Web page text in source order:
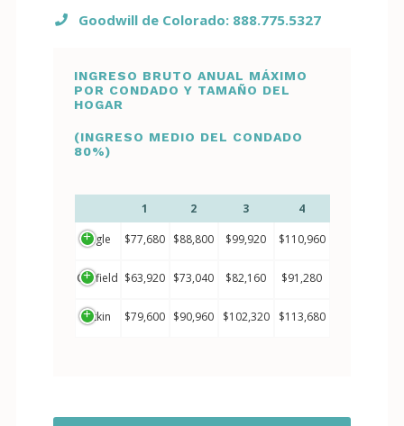
Goodwill de Colorado: 888.775.5327
INGRESO BRUTO ANUAL MÁXIMO
POR CONDADO Y TAMAÑO DEL
HOGAR
(INGRESO MEDIO DEL CONDADO
80%)
1 2 3 4
Eagle $77,680 $88,800 $99,920 $110,960
Garfield $63,920 $73,040 $82,160 $91,280
Pitkin $79,600 $90,960 $102,320 $113,680